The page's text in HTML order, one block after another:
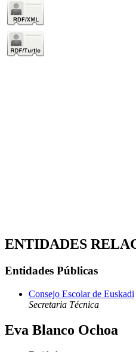
ENTIDADES
Entidades Públicas
Consejo Escolar de Euskadi
Secretaria Técnica
Eva Blanco Ochoa